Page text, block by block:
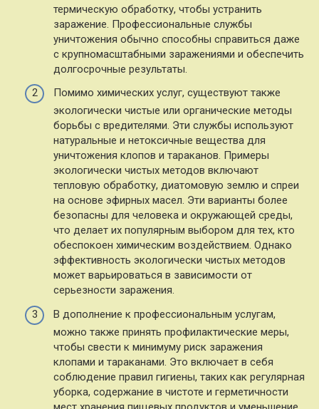
термическую обработку, чтобы устранить
заражение. Профессиональные службы
уничтожения обычно способны справиться даже
с крупномасштабными заражениями и обеспечить
долгосрочные результаты.
Помимо химических услуг, существуют также
экологически чистые или органические методы
борьбы с вредителями. Эти службы используют
натуральные и нетоксичные вещества для
уничтожения клопов и тараканов. Примеры
экологически чистых методов включают
тепловую обработку, диатомовую землю и спреи
на основе эфирных масел. Эти варианты более
безопасны для человека и окружающей среды,
что делает их популярным выбором для тех, кто
обеспокоен химическим воздействием. Однако
эффективность экологически чистых методов
может варьироваться в зависимости от
серьезности заражения.
В дополнение к профессиональным услугам,
можно также принять профилактические меры,
чтобы свести к минимуму риск заражения
клопами и тараканами. Это включает в себя
соблюдение правил гигиены, таких как регулярная
уборка, содержание в чистоте и герметичности